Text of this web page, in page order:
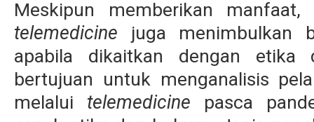
Meskipun memberikan
telemedicine juga menimbulkan
apabila dikaitkan dengan etika
bertujuan untuk menganalisis
melalui telemedicine pasca